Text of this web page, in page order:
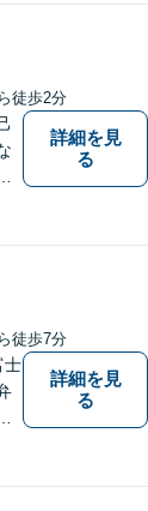
徒歩2分
詳細を見
る
徒歩7分
士
詳細を見
る